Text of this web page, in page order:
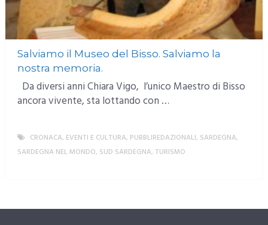
Salviamo il Museo del Bisso. Salviamo la
nostra memoria.
Da diversi anni Chiara Vigo, l’unico Maestro di Bisso
ancora vivente, sta lottando con …
CRONACA, EVENTI E CULTURA, PUBBLIREDAZIONALI, SARDEGNA,
SARDEGNA NEL MONDO, SUD SARDEGNA, TURISMO